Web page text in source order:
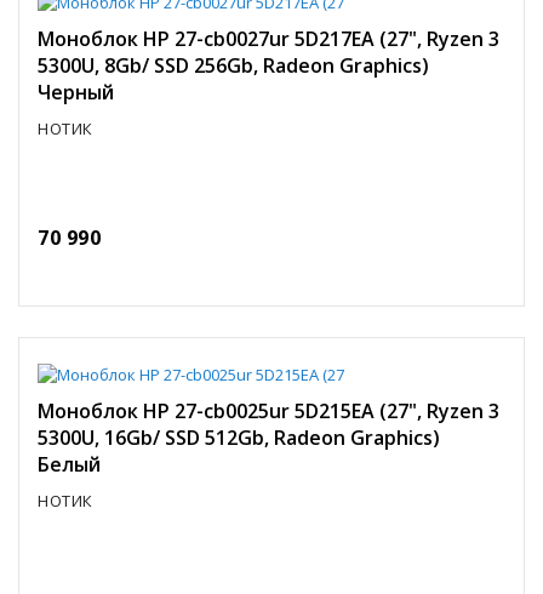
Моноблок HP 27-cb0027ur 5D217EA (27", Ryzen 3
5300U, 8Gb/ SSD 256Gb, Radeon Graphics)
Черный
НОТИК
70 990
Моноблок HP 27-cb0025ur 5D215EA (27", Ryzen 3
5300U, 16Gb/ SSD 512Gb, Radeon Graphics)
Белый
НОТИК